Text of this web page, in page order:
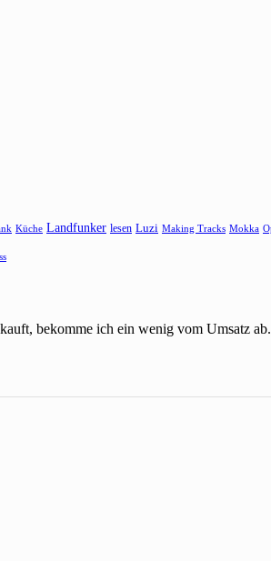
Küche Landfunker lesen Luzi Making Tracks Mokka
bekomme ich ein wenig vom Umsatz